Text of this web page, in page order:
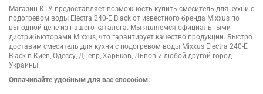
Магазин КТУ предоставляет возможность купить смеситель для кухни с
подогревом воды Electra 240-E Black от известного бренда Mixxus по
выгодной цене из нашего каталога. Мы являемся официальными
дистрибьюторами Mixxus, что гарантирует качество продукции. Быстро
доставим смеситель для кухни с подогревом воды Mixxus Electra 240-E
Black в Киев, Одессу, Днепр, Харьков, Львов и любой другой город
Украины.
Оплачивайте удобным для вас способом: